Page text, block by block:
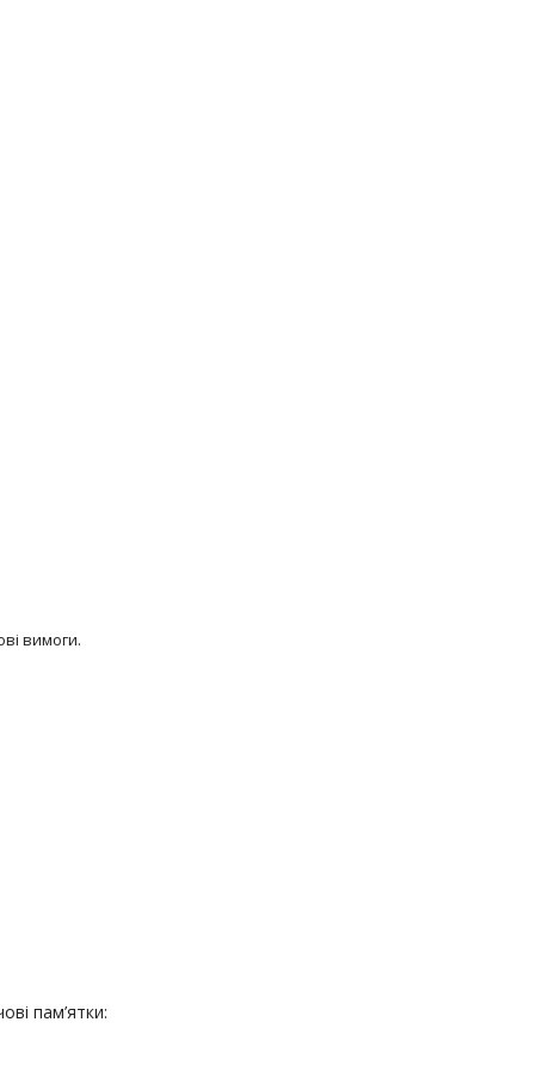
вимоги.
пам’ятки: